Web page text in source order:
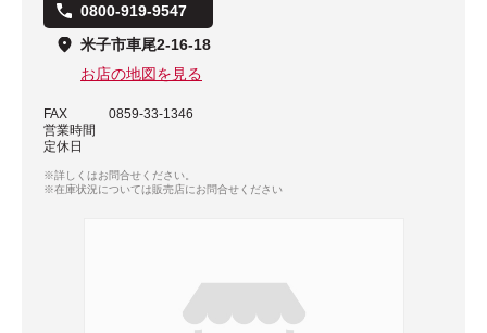
0800-919-9547
米子市車尾2-16-18
お店の地図を見る
FAX
0859-33-1346
営業時間
定休日
※詳しくはお問合せください。
※在庫状況については販売店にお問合せください